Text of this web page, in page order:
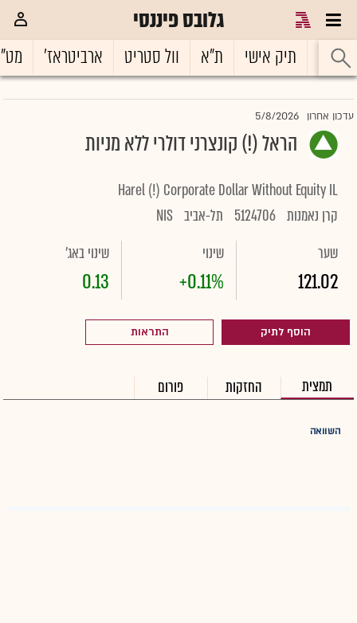
גלובס פיננסי
ראשי תיק אישי ת"א וול סטריט ארביטראז'
עדכון אחרון 5/8/2026
הראל (!) קונצרני דולרי ללא מניות
Harel (!) Corporate Dollar Without Equity IL
קרן נאמנות 5124706 תל-אביב NIS
שער
121.02
שינוי
+0.11%
שינוי באג'
0.13
הוסף לתיק התראות
תמצית החזקות פורום
השוואה